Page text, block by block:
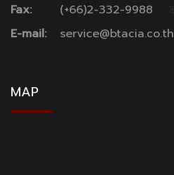
Fax:
(+66)2-332-9988
E-mail:
service@btacia.co.th
MAP